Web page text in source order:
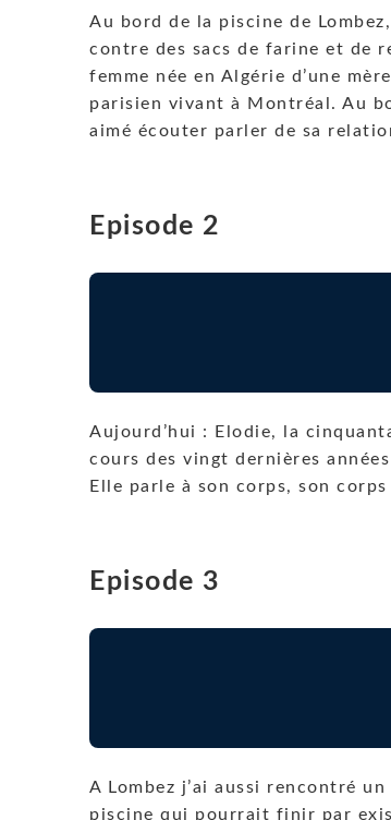
Au bord de la piscine de
contre des sacs de farine et de
femme née en Algérie d’une
parisien vivant à Montréal. Au
aimé écouter parler de sa
Episode 2
Aujourd’hui : Elodie, la
cours des vingt dernières
Elle parle à son corps, son
Episode 3
A Lombez j’ai aussi rencontré
piscine qui pourrait finir par